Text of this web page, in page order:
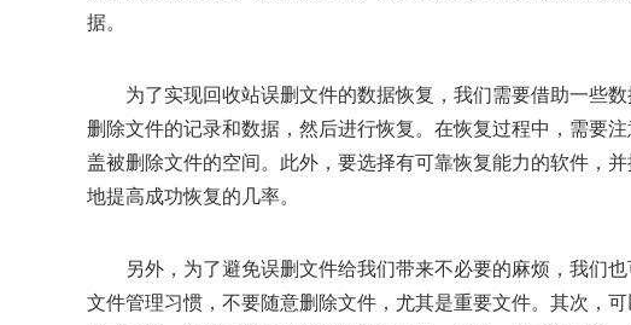
据。
为了实现回收站误删文件的数据恢复，我们需要借助一些
删除文件的记录和数据，然后进行恢复。在恢复过程中，需要
盖被删除文件的空间。此外，要选择有可靠恢复能力的软件，
地提高成功恢复的几率。
另外，为了避免误删文件给我们带来不必要的麻烦，我们
文件管理习惯，不要随意删除文件，尤其是重要文件。其次，